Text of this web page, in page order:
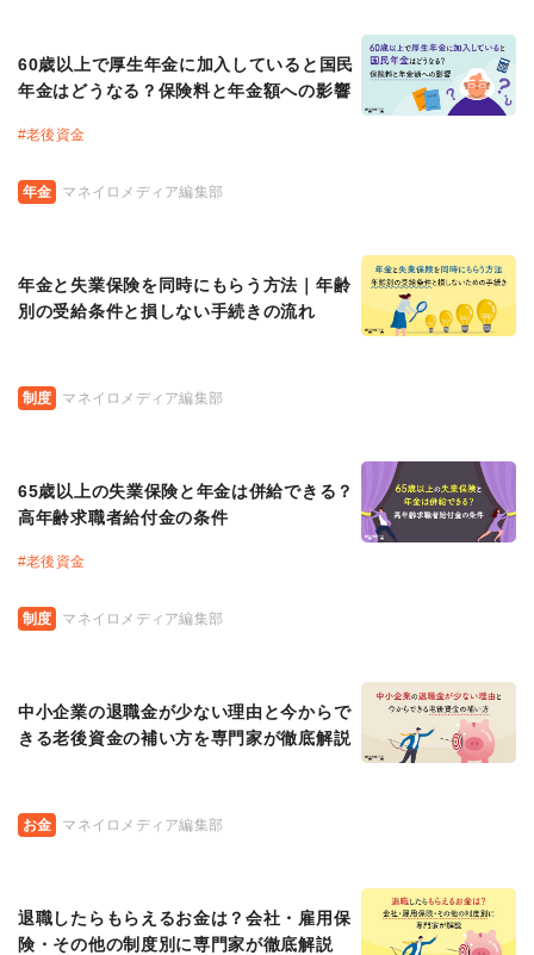
年金 マネイロメディア編集部
60歳以上で厚生年金に加入していると国民
年金はどうなる？保険料と年金額への影響
#老後資金
制度 マネイロメディア編集部
年金と失業保険を同時にもらう方法｜年齢
別の受給条件と損しない手続きの流れ
制度 マネイロメディア編集部
65歳以上の失業保険と年金は併給できる？
高年齢求職者給付金の条件
#老後資金
お金 マネイロメディア編集部
中小企業の退職金が少ない理由と今からで
きる老後資金の補い方を専門家が徹底解説
退職したらもらえるお金は？会社・雇用保
険・その他の制度別に専門家が徹底解説